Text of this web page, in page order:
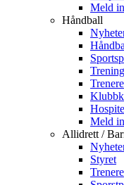
Meld
Håndball
Trenere
Meld
Allidrett /
Styret
Trenere